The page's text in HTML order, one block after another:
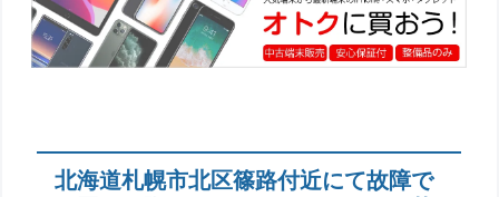
北海道札幌市北区篠路付近にて故障で